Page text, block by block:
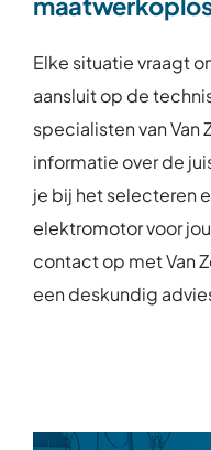
Elke situatie vraagt
aansluit op de
specialisten van Van
informatie over de
je bij het selecteren
elektromotor voor
contact op met Van
een deskundig